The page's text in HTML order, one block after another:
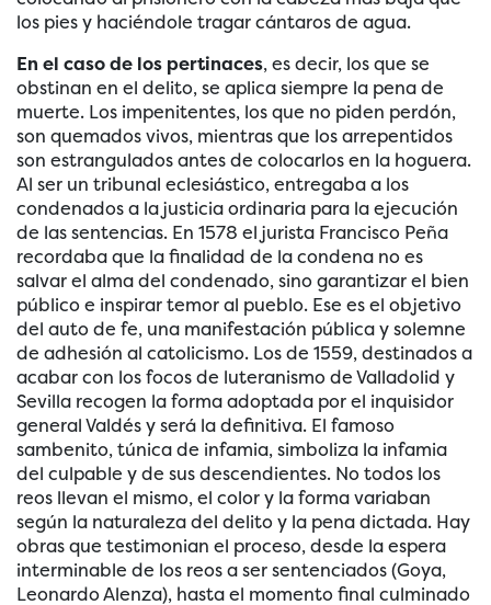
los pies y haciéndole tragar cántaros de agua.
En el caso de los pertinaces, es decir, los que se
obstinan en el delito, se aplica siempre la pena de
muerte. Los impenitentes, los que no piden perdón,
son quemados vivos, mientras que los arrepentidos
son estrangulados antes de colocarlos en la hoguera.
Al ser un tribunal eclesiástico, entregaba a los
condenados a la justicia ordinaria para la ejecución
de las sentencias. En 1578 el jurista Francisco Peña
recordaba que la finalidad de la condena no es
salvar el alma del condenado, sino garantizar el bien
público e inspirar temor al pueblo. Ese es el objetivo
del auto de fe, una manifestación pública y solemne
de adhesión al catolicismo. Los de 1559, destinados a
acabar con los focos de luteranismo de Valladolid y
Sevilla recogen la forma adoptada por el inquisidor
general Valdés y será la definitiva. El famoso
sambenito, túnica de infamia, simboliza la infamia
del culpable y de sus descendientes. No todos los
reos llevan el mismo, el color y la forma variaban
según la naturaleza del delito y la pena dictada. Hay
obras que testimonian el proceso, desde la espera
interminable de los reos a ser sentenciados (Goya,
Leonardo Alenza), hasta el momento final culminado